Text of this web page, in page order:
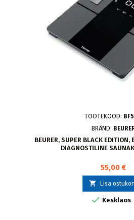
TOOTEKOOD:
BRÄND:
BEURER, SUPER BLACK EDITION,
DIAGNOSTILINE
55,00 €
 Lisa
 Kesklaos